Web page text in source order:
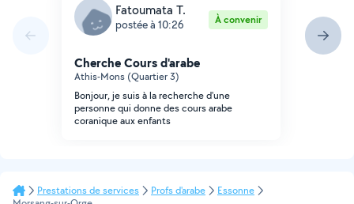
Fatoumata T.
postée à 10:26 À convenir
Cherche Cours d'arabe
Athis-Mons (Quartier 3)
Bonjour, je suis à la recherche d'une
personne qui donne des cours arabe
coranique aux enfants
Prestations de services Profs d'arabe
Essonne